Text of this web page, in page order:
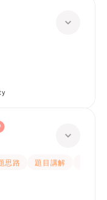
思路 題目講解